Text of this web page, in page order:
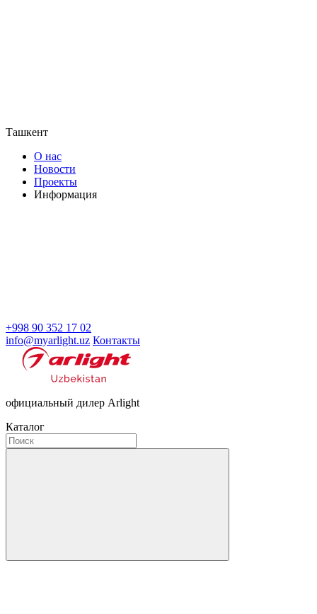
Ташкент
О нас
Новости
Проекты
Информация
+998 90 352 17 02
info@myarlight.uz Контакты
официальный дилер Arlight
Каталог